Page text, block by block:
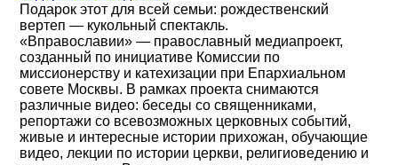
Подарок этот для всей семьи: рождественский
вертеп — кукольный спектакль.
«Вправославии» — православный медиапроект,
созданный по инициативе Комиссии по
миссионерству и катехизации при Епархиальном
совете Москвы. В рамках проекта снимаются
различные видео: беседы со священниками,
репортажи со всевозможных церковных событий,
живые и интересные истории прихожан, обучающие
видео, лекции по истории церкви, религиоведению и